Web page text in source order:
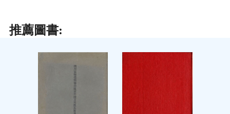
推薦圖書: